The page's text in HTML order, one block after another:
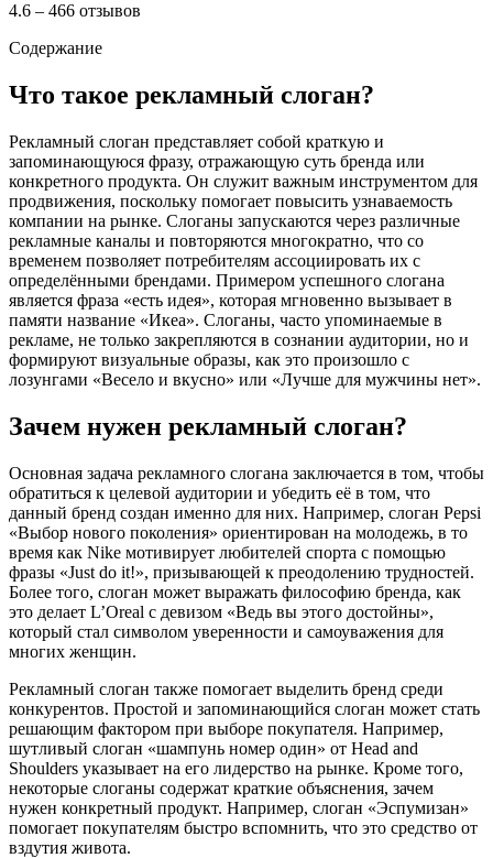
4.6 – 466 отзывов
Содержание
Что такое рекламный слоган?
Рекламный слоган представляет собой краткую и
запоминающуюся фразу, отражающую суть бренда или
конкретного продукта. Он служит важным инструментом для
продвижения, поскольку помогает повысить узнаваемость
компании на рынке. Слоганы запускаются через различные
рекламные каналы и повторяются многократно, что со
временем позволяет потребителям ассоциировать их с
определёнными брендами. Примером успешного слогана
является фраза «есть идея», которая мгновенно вызывает в
памяти название «Икеа». Слоганы, часто упоминаемые в
рекламе, не только закрепляются в сознании аудитории, но и
формируют визуальные образы, как это произошло с
лозунгами «Весело и вкусно» или «Лучше для мужчины нет».
Зачем нужен рекламный слоган?
Основная задача рекламного слогана заключается в том, чтобы
обратиться к целевой аудитории и убедить её в том, что
данный бренд создан именно для них. Например, слоган Pepsi
«Выбор нового поколения» ориентирован на молодежь, в то
время как Nike мотивирует любителей спорта с помощью
фразы «Just do it!», призывающей к преодолению трудностей.
Более того, слоган может выражать философию бренда, как
это делает L’Oreal с девизом «Ведь вы этого достойны»,
который стал символом уверенности и самоуважения для
многих женщин.
Рекламный слоган также помогает выделить бренд среди
конкурентов. Простой и запоминающийся слоган может стать
решающим фактором при выборе покупателя. Например,
шутливый слоган «шампунь номер один» от Head and
Shoulders указывает на его лидерство на рынке. Кроме того,
некоторые слоганы содержат краткие объяснения, зачем
нужен конкретный продукт. Например, слоган «Эспумизан»
помогает покупателям быстро вспомнить, что это средство от
вздутия живота.